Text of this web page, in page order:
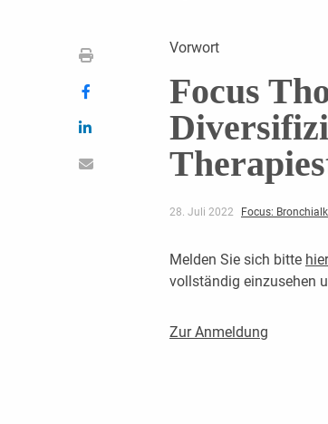
Vorwort
Focus
28. Juli 2022 Focus:
Melden Sie sich bitte hier
vollständig einzusehen
Zur Anmeldung